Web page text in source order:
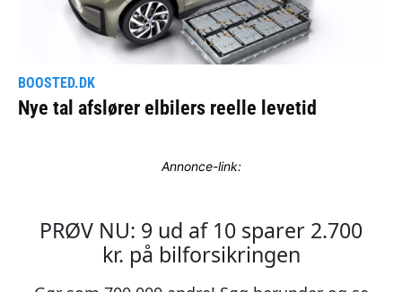
Annonce-link: